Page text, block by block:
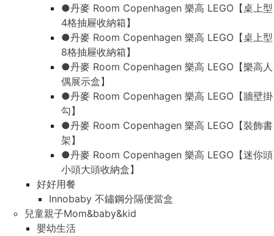
●丹麥 Room Copenhagen 樂高 LEGO【桌上型
4格抽屜收納箱】
●丹麥 Room Copenhagen 樂高 LEGO【桌上型
8格抽屜收納箱】
●丹麥 Room Copenhagen 樂高 LEGO【樂高人
偶展示盒】
●丹麥 Room Copenhagen 樂高 LEGO【牆壁掛
勾】
●丹麥 Room Copenhagen 樂高 LEGO【裝飾書
架】
●丹麥 Room Copenhagen 樂高 LEGO【迷你頭
小頭大頭收納盒】
好好用餐
Innobaby 不鏽鋼分隔便當盒
兒童親子Mom&baby&kid
嬰幼生活